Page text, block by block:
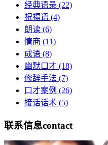
经典语录 (22)
祝福语 (4)
朗读 (6)
情商 (11)
成语 (8)
幽默口才 (18)
修辞手法 (7)
口才案例 (26)
接话话术 (5)
联系信息contact